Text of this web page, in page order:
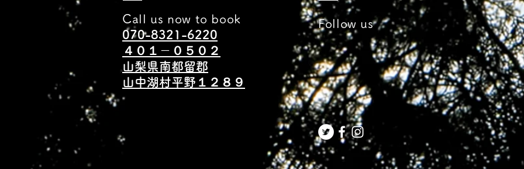
Call us now to book
070-8321-6220
​４０１－０５０２
山梨県南都留郡
山中湖村平野１２８９
Follow us